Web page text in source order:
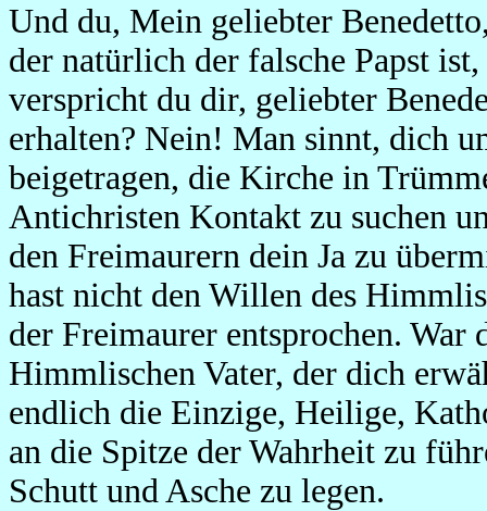
Und du, Mein geliebter
der natürlich der falsche Papst
verspricht du dir, geliebter
erhalten? Nein! Man sinnt, dich
beigetragen, die Kirche in
Antichristen Kontakt zu suchen
den Freimaurern dein Ja zu
hast nicht den Willen des
der Freimaurer entsprochen.
Himmlischen Vater, der dich
endlich die Einzige, Heilige,
an die Spitze der Wahrheit zu
Schutt und Asche zu legen.